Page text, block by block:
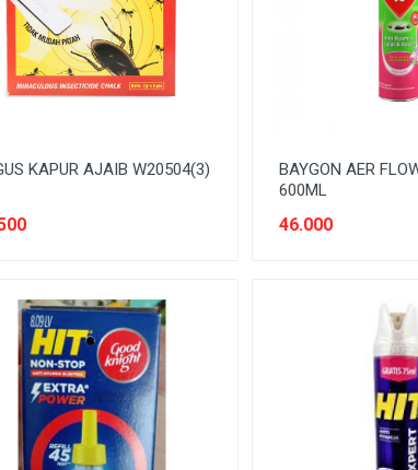
KAPUR AJAIB W20504(3)
BAYGON AER
600ML
46.000